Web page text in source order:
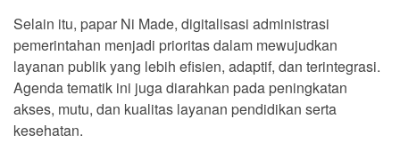
Selain itu, papar Ni Made, digitalisasi administrasi
pemerintahan menjadi prioritas dalam mewujudkan
layanan publik yang lebih efisien, adaptif, dan terintegrasi.
Agenda tematik ini juga diarahkan pada peningkatan
akses, mutu, dan kualitas layanan pendidikan serta
kesehatan.